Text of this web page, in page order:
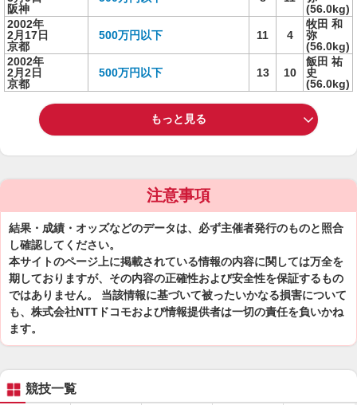
阪神
(56.0kg)
2002年
2月17日
京都
500万円以下 11 4
牧田 和
弥
(56.0kg)
2002年
2月2日
京都
500万円以下 13 10
飯田 祐
史
(56.0kg)
もっと見る
注意事項
結果・成績・オッズなどのデータは、必ず主催者発行のものと照合
し確認してください。
本サイトのページ上に掲載されている情報の内容に関しては万全を
期しておりますが、その内容の正確性および安全性を保証するもの
ではありません。 当該情報に基づいて被ったいかなる損害について
も、株式会社NTTドコモおよび情報提供者は一切の責任を負いかね
ます。
競技一覧